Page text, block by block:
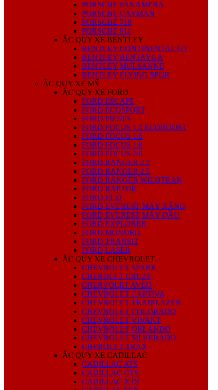
PORSCHE PANAMERA
PORSCHE CAYMAN
PORSCHE 718
PORSCHE 911
ẮC QUY XE BENTLEY
BENTLEY CONTINENTAL GT
BENTLEY BENTAYGA
BENTLEY MULSANNE
BENTLEY FLYING SPUR
ẮC QUY XE MỸ
ẮC QUY XE FORD
FORD ESCAPE
FORD ECOSPORT
FORD FIESTA
FORD FOCUS 1.5 ECOBOOST
FORD FOCUS 1.6
FORD FOCUS 1.8
FORD FOCUS 2.0
FORD RANGER 2.2
FORD RANGER 2.5
FORD RANGER WILDTRAK
FORD RAPTOR
FORD F150
FORD EVEREST MÁY XĂNG
FORD EVEREST MÁY DẦU
FORD EXPLORER
FORD MONDEO
FORD TRANSIT
FORD LASER
ẮC QUY XE CHEVROLET
CHEVROLET SPARK
CHEROLET CRUZE
CHERVOLET AVEO
CHEVROLET CAPTIVA
CHEVROLET TRAIBLAZER
CHEVROLET COLORADO
CHEVROLET VIVANT
CHEVROLET ORLANDO
CHEVROLET SILVERADO
CHEROLET TRAX
ẮC QUY XE CADILLAC
CADILLAC ATS
CADILLAC CTS
CADILLAC XTS